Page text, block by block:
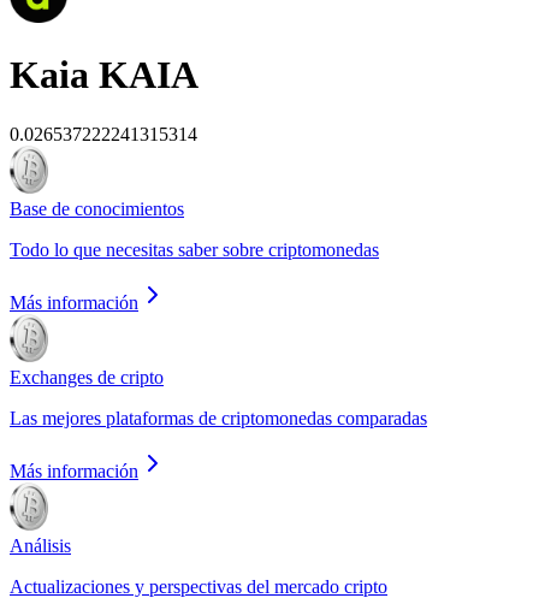
Kaia KAIA
0.026537222241315314
Base de conocimientos
Todo lo que necesitas saber sobre criptomonedas
Más información
Exchanges de cripto
Las mejores plataformas de criptomonedas comparadas
Más información
Análisis
Actualizaciones y perspectivas del mercado cripto